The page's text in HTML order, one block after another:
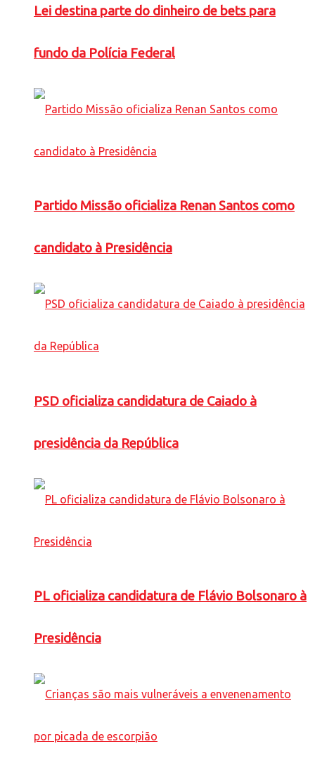
Lei destina parte do dinheiro de bets para
fundo da Polícia Federal
Partido Missão oficializa Renan Santos como
candidato à Presidência
PSD oficializa candidatura de Caiado à
presidência da República
PL oficializa candidatura de Flávio Bolsonaro à
Presidência